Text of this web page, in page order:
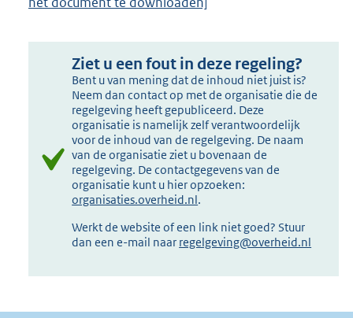
Ziet u een fout in deze regeling?
Bent u van mening dat de inhoud niet juist is?
Neem dan contact op met de organisatie die de
regelgeving heeft gepubliceerd. Deze
organisatie is namelijk zelf verantwoordelijk
voor de inhoud van de regelgeving. De naam
van de organisatie ziet u bovenaan de
regelgeving. De contactgegevens van de
organisatie kunt u hier opzoeken:
organisaties.overheid.nl.
Werkt de website of een link niet goed? Stuur
dan een e-mail naar regelgeving@overheid.nl